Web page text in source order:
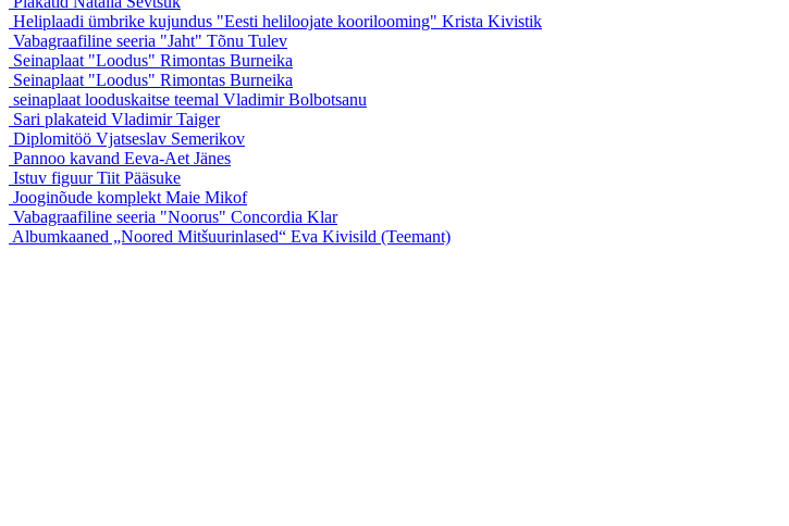
Heliplaadi ümbrike kujundus "Eesti heliloojate koorilooming" Krista Kivistik
Vabagraafiline seeria "Jaht" Tõnu Tulev
Seinaplaat "Loodus" Rimontas Burneika
Seinaplaat "Loodus" Rimontas Burneika
seinaplaat looduskaitse teemal Vladimir Bolbotsanu
Sari plakateid Vladimir Taiger
Diplomitöö Vjatseslav Semerikov
Pannoo kavand Eeva-Aet Jänes
Istuv figuurTiit Pääsuke
Jooginõude komplektMaie Mikof
Vabagraafiline seeria "Noorus" Concordia Klar
Albumkaaned „Noored Mitšuurinlased“ Eva Kivisild (Teemant)